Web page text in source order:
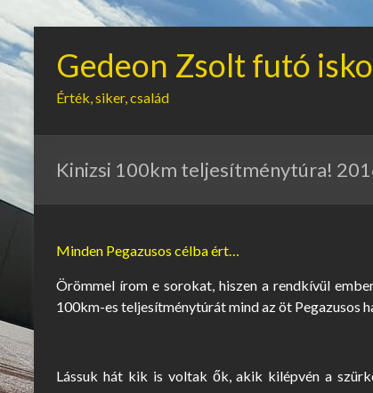
Gedeon Zsolt futó
Érték, siker, család
Kinizsi 100km teljesítménytúra!
Minden Pegazusos célba ért…
Örömmel írom e sorokat, hiszen a rendkívül
100km-es teljesítménytúrát mind az öt Pegazusos
Lássuk hát kik is voltak ők, akik kilépvén a